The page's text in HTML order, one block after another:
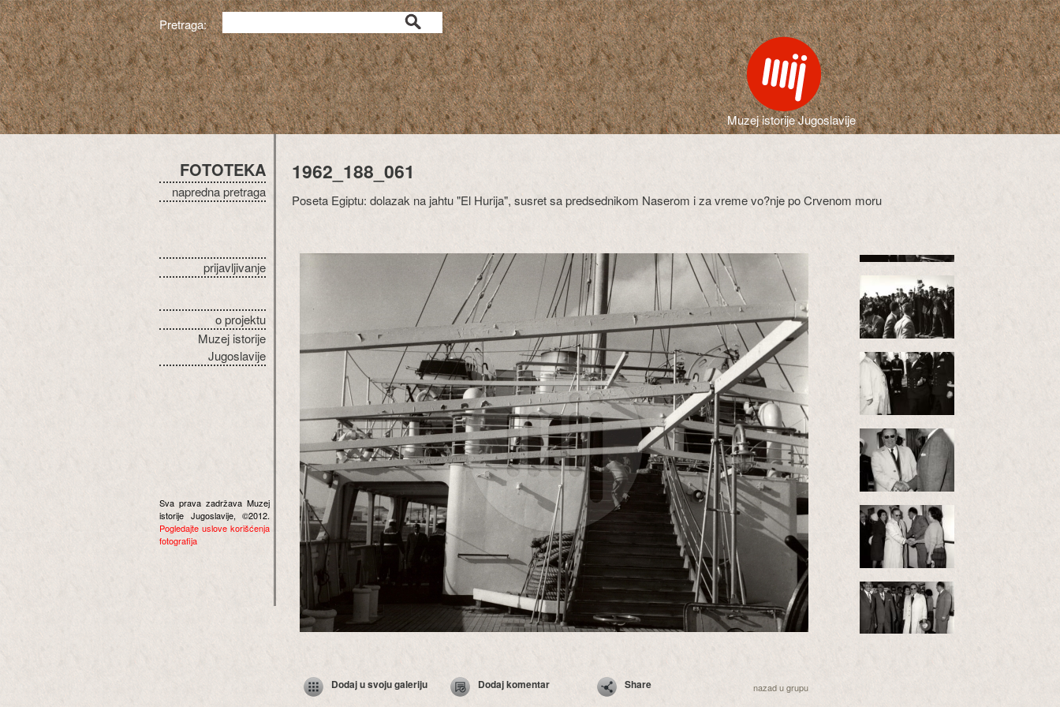
Pretraga:
Muzej istorije Jugoslavije
FOTOTEKA
napredna pretraga
prijavljivanje
o projektu
Muzej istorije
Jugoslavije
Sva prava zadržava Muzej
istorije Jugoslavije, ©2012.
Pogledajte uslove korišćenja
fotografija
1962_188_061
Poseta Egiptu: dolazak na jahtu "El Hurija", susret sa predsednikom Naserom i za vreme vo?nje po Crvenom moru
Dodaj u svoju galeriju Dodaj komentar Share nazad u grupu